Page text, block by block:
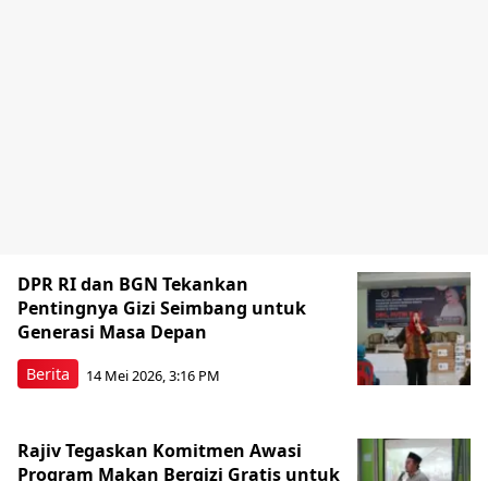
Berita
DPR RI dan BGN Tekankan
Pentingnya Gizi Seimbang untuk
Generasi Masa Depan
14 Mei 2026, 3:16 PM
Rajiv Tegaskan Komitmen Awasi
Program Makan Bergizi Gratis untuk